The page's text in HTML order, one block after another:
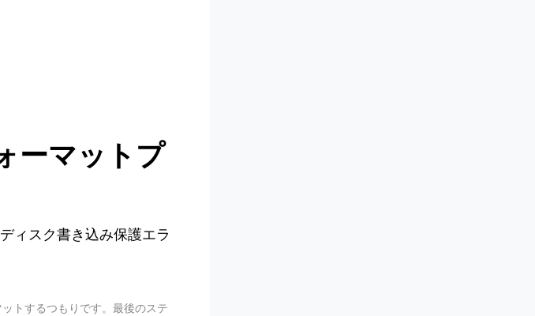
ーマットプ
ィスク書き込み保護エラ
トするつもりです。最後のステ